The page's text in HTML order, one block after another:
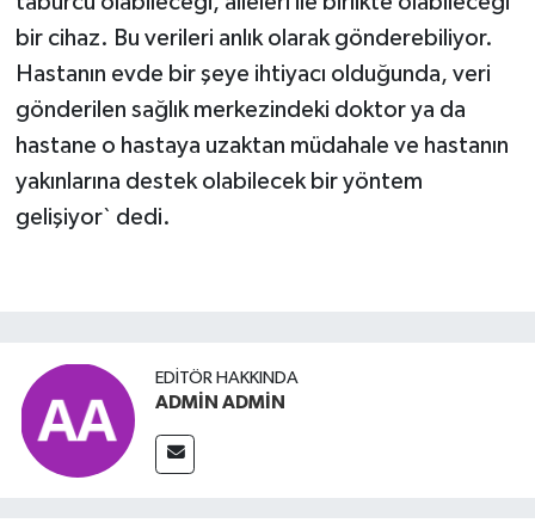
bir cihaz. Bu verileri anlık olarak gönderebiliyor.
Hastanın evde bir şeye ihtiyacı olduğunda, veri
gönderilen sağlık merkezindeki doktor ya da
hastane o hastaya uzaktan müdahale ve hastanın
yakınlarına destek olabilecek bir yöntem
gelişiyor` dedi.
EDITÖR HAKKINDA
ADMİN ADMİN